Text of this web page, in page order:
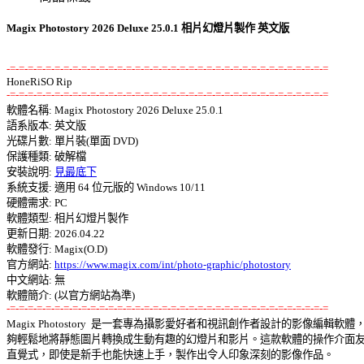
Magix Photostory 2026 Deluxe 25.0.1 相片幻燈片製作 英文版
-=-=-=-=-=-=-=-=-=-=-=-=-=-=-=-=-=-=-=-=-=-=-=-=-=-=-=-=-=-=-=-=-=-=-=-=
-=-=-=-=-=-=-=-=-=-=-=-=-=-=-=-=-=-=-=-=-=-=-=-=-=-=-=-=-=-=-=-=-=-=-=-=
軟體名稱: Magix Photostory 2026 Deluxe 25.0.1
語系版本: 英文版
光碟片數: 單片裝(單面 DVD)
保護種類: 破解檔
安裝說明: 見最底下
系統支援: 適用 64 位元版的 Windows 10/11
硬體需求: PC
軟體類型: 相片幻燈片製作
更新日期: 2026.04.22
軟體發行: Magix(O.D)
官方網站: https://www.magix.com/int/photo-graphic/photostory
中文網站: 無
-=-=-=-=-=-=-=-=-=-=-=-=-=-=-=-=-=-=-=-=-=-=-=-=-=-=-=-=-=-=-=-=-=-=-=-=
Magix Photostory  是一套專為攝影愛好者和視訊創作者設計的影像編輯軟體
夠輕鬆地將靜態圖片轉換成生動有趣的幻燈片和影片。這款軟體的操作介面
直覺式，即使是新手也能快速上手，製作出令人印象深刻的影像作品。